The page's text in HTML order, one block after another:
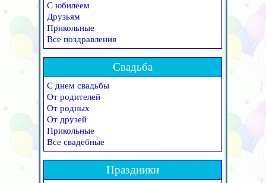
С юбилеем
Друзьям
Прикольные
Все поздравления
Свадьба
С днем свадьбы
От родителей
От родных
От друзей
Прикольные
Все свадебные
Праздники